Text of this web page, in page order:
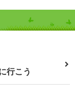
行こう